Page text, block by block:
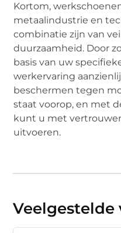
Kortom,
metaalindustrie en
combinatie zijn van
duurzaamheid. Door
basis van uw
werkervaring
beschermen tegen
staat voorop, en met
kunt u met
uitvoeren.
Veelgestelde